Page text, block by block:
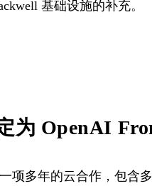
基础设施的补充。
为 OpenAI
多年的云合作，包含多